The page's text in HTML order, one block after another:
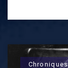
Chroniques